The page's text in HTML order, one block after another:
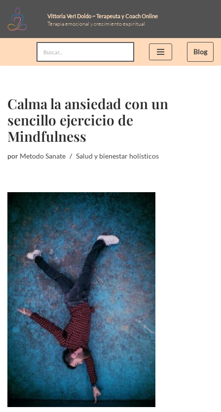
Saltar
al
Vittoria Verì Doldo ~ Terapeuta y Coach Online
Terapia emocional y crecimiento espiritual
Blog
Calma la ansiedad con un
sencillo ejercicio de
Mindfulness
por Metodo Sanate Salud y bienestar holísticos